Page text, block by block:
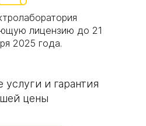
лицензию до 21
2025 года.
услуги и гарантия
цены